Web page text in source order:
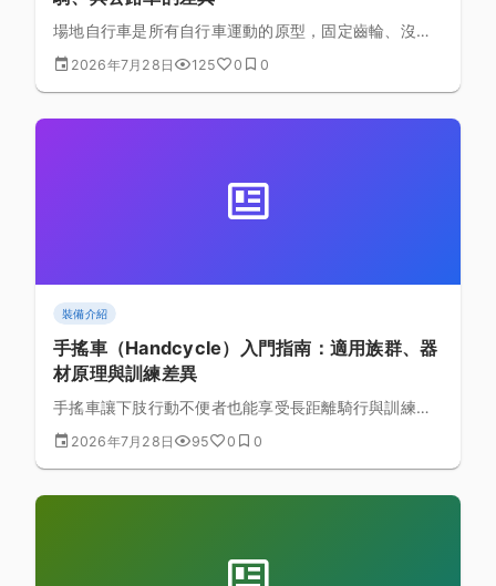
場地自行車是所有自行車運動的原型，固定齒輪、沒有
煞車、沒有變速——這篇帶你理解場地車的機械原理、
騎乘邏輯，以及為什麼許多職業公路車手都把場地訓練
2026年7月28日 125 0 0
裝備介紹
手搖車（Handcycle）入門指南：適用族群、器
材原理與訓練差異
手搖車讓下肢行動不便者也能享受長距離騎行與訓練的
樂趣。本文介紹手搖車的分類與機構原理、適合的族
群、與一般公路車訓練的異同，以及入門前需要了解的
2026年7月28日 95 0 0